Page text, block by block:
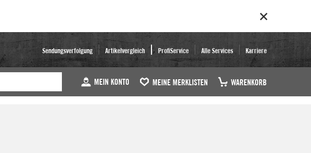
Sendungsverfolgung Artikelvergleich ProfiService Alle Services Karriere
MEIN KONTO MEINE MERKLISTEN WARENKORB